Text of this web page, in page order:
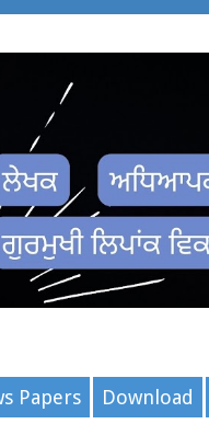
Papers Download